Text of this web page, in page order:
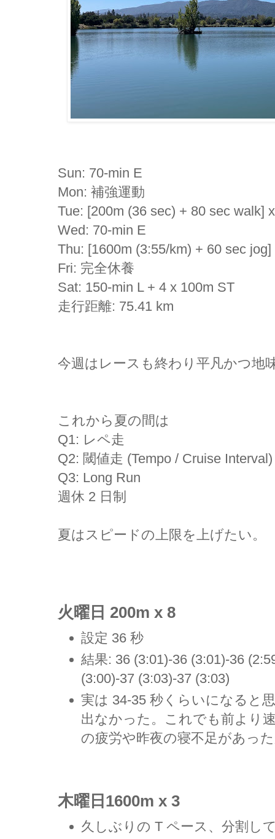
Sun: 70-min E
Mon: 補強運動
Tue: [200m (36 sec) + 80 sec walk]
Wed: 70-min E
Thu: [1600m (3:55/km) + 60 sec jog]
Fri: 完全休養
Sat: 150-min L + 4 x 100m ST
走行距離: 75.41 km
今週はレースも終わり平凡かつ地
これから夏の間は
Q1: レペ走
Q2: 閾値走 (Tempo / Cruise Interval)
Q3: Long Run
週休 2 日制
夏はスピードの上限を上げたい。
火曜日 200m x 8
設定 36 秒
結果: 36 (3:01)-36 (3:01)-36
(3:00)-37 (3:03)-37 (3:03)
実は 34-35 秒くらいになると
出なかった。これでも前より
の疲労や昨夜の寝不足があっ
木曜日1600m x 3
久しぶりの T ペース、分割し